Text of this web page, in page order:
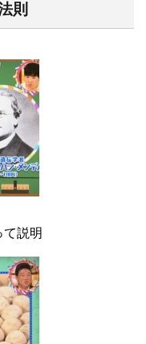
則
て説明